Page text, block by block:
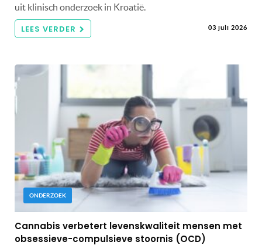
uit klinisch onderzoek in Kroatië.
LEES VERDER 03 juli 2026
ONDERZOEK
Cannabis verbetert levenskwaliteit mensen met
obsessieve-compulsieve stoornis (OCD)